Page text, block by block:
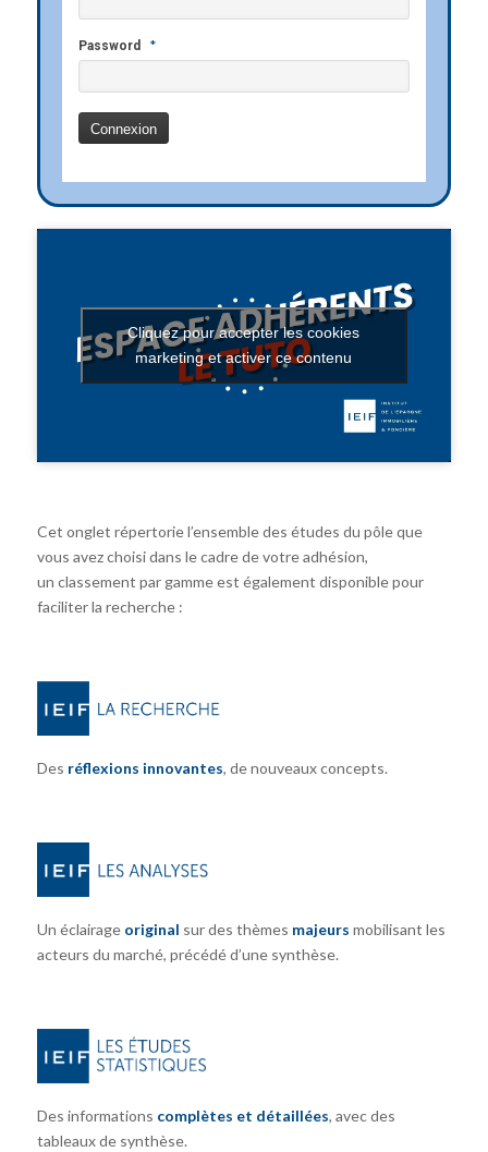
Password *
Cliquez pour accepter les cookies
marketing et activer ce contenu
Cet onglet répertorie l’ensemble des études du pôle que
vous avez choisi dans le cadre de votre adhésion,
un classement par gamme est également disponible pour
faciliter la recherche :
Des réflexions innovantes, de nouveaux concepts.
Un éclairage original sur des thèmes majeurs mobilisant les
acteurs du marché, précédé d’une synthèse.
Des informations complètes et détaillées, avec des
tableaux de synthèse.